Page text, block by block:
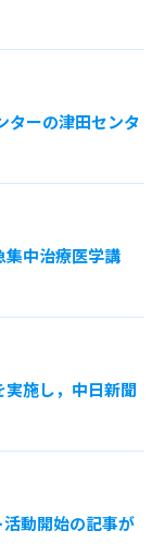
ターの津田センタ
集中治療医学講
施し，中日新聞
動開始の記事が